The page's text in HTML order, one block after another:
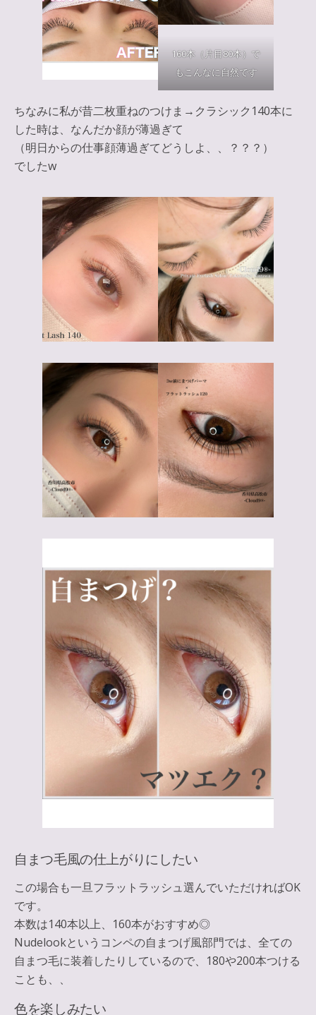
160本（片目80本）で
もこんなに自然です
ちなみに私が昔二枚重ねのつけま→クラシック140本に
した時は、なんだか顔が薄過ぎて
（明日からの仕事顔薄過ぎてどうしよ、、？？？）
でしたw
自まつ毛風の仕上がりにしたい
この場合も一旦フラットラッシュ選んでいただければOK
です。
本数は140本以上、160本がおすすめ◎
Nudelookというコンペの自まつげ風部門では、全ての
自まつ毛に装着したりしているので、180や200本つける
ことも、、
色を楽しみたい